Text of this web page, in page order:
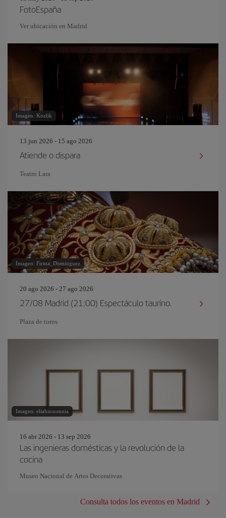
FotoEspaña
Ver ubicación en Madrid
Imagen: Kozlik
13 jun 2026 - 15 ago 2026
Atiende o dispara
Teatro Lara
Imagen: Firma_Dominguez
20 ago 2026 - 27 ago 2026
27/08 Madrid (21:00) Espectáculo taurino.
Plaza de toros
Imagen: eliahinsomnia
16 abr 2026 - 13 sep 2026
Las ingenieras domésticas y la revolución de la
cocina
Museo Nacional de Artes Decorativas
Consulta todos los eventos en Madrid